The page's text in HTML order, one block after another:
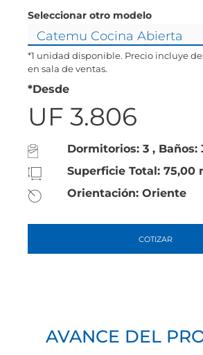
Seleccionar otro modelo
*1 unidad disponible. Precio incluye
en sala de ventas.
*Desde
UF 3.806
Dormitorios: 3 , Baños:
Superficie Total: 75,00
Orientación: Oriente
COTIZAR
AVANCE DEL